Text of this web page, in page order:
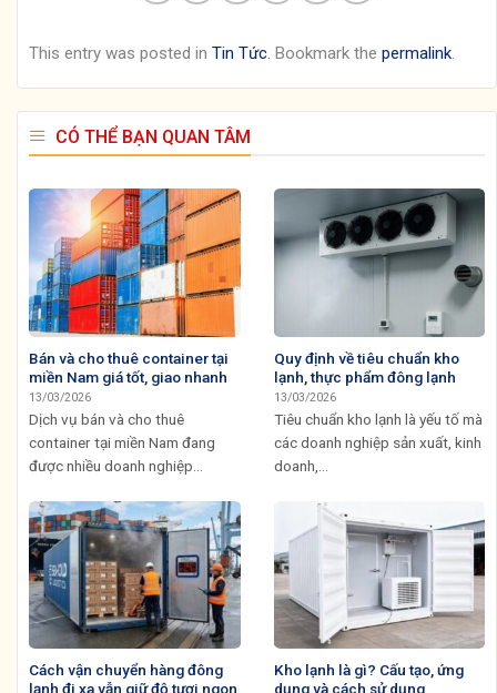
This entry was posted in Tin Tức. Bookmark the permalink.
CÓ THỂ BẠN QUAN TÂM
Bán và cho thuê container tại
miền Nam giá tốt, giao nhanh
13/03/2026
Dịch vụ bán và cho thuê
container tại miền Nam đang
được nhiều doanh nghiệp...
Quy định về tiêu chuẩn kho
lạnh, thực phẩm đông lạnh
13/03/2026
Tiêu chuẩn kho lạnh là yếu tố mà
các doanh nghiệp sản xuất, kinh
doanh,...
Cách vận chuyển hàng đông
lạnh đi xa vẫn giữ độ tươi ngon
Kho lạnh là gì? Cấu tạo, ứng
dụng và cách sử dụng